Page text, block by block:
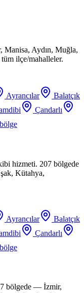
Manisa, Aydın, Muğla,
ilçe/mahalleler.
Ayrancılar
Balatçık
Çandarlı
bölge
hizmeti. 207 bölgede
Kütahya,
Ayrancılar
Balatçık
Çandarlı
bölge
bölgede — İzmir,